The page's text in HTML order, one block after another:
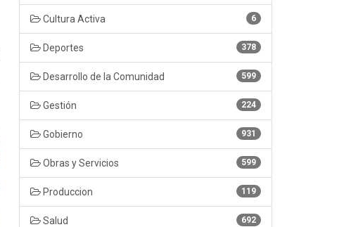
6
Cultura Activa
378
Deportes
599
Desarrollo de la Comunidad
224
Gestión
931
Gobierno
599
Obras y Servicios
119
Produccion
692
Salud